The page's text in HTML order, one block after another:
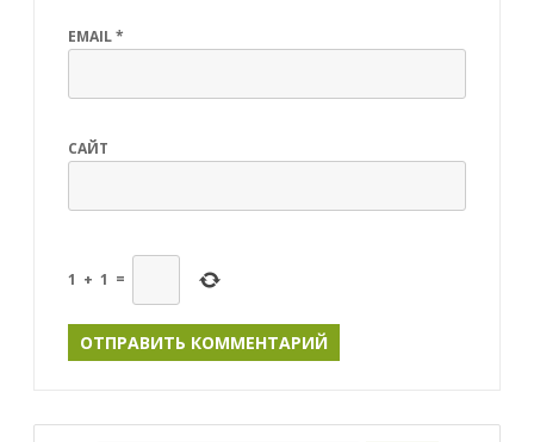
EMAIL*
САЙТ
1 + 1 =